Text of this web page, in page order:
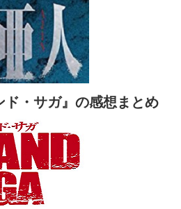
ド・サガ』の感想まとめ